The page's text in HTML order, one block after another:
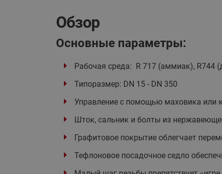
Обзор
Основные параметры:
Рабочая среда: R 717 (аммиак), R744
Типоразмер: DN 15 - DN 350
Управление с помощью маховика или
Шток, сальник и болты из
Графитовое покрытие облегчает
Тефлоновое посадочное седло